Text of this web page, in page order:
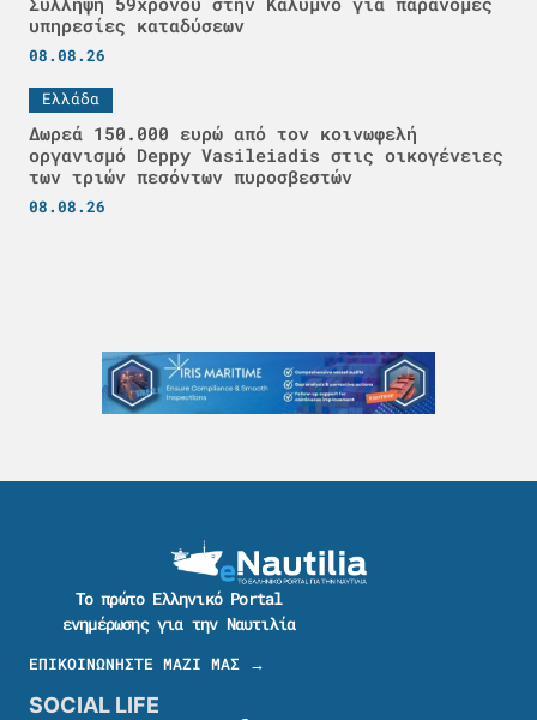
υπηρεσίες καταδύσεων
08.08.26
Ελλάδα
Δωρεά 150.000 ευρώ από τον κοινωφελή
οργανισμό Deppy Vasileiadis στις οικογένειες
των τριών πεσόντων πυροσβεστών
08.08.26
Το πρώτο Ελληνικό Portal
ενημέρωσης για την Ναυτιλία
ΕΠΙΚΟΙΝΩΝΗΣΤΕ ΜΑΖΙ ΜΑΣ →
SOCIAL LIFE